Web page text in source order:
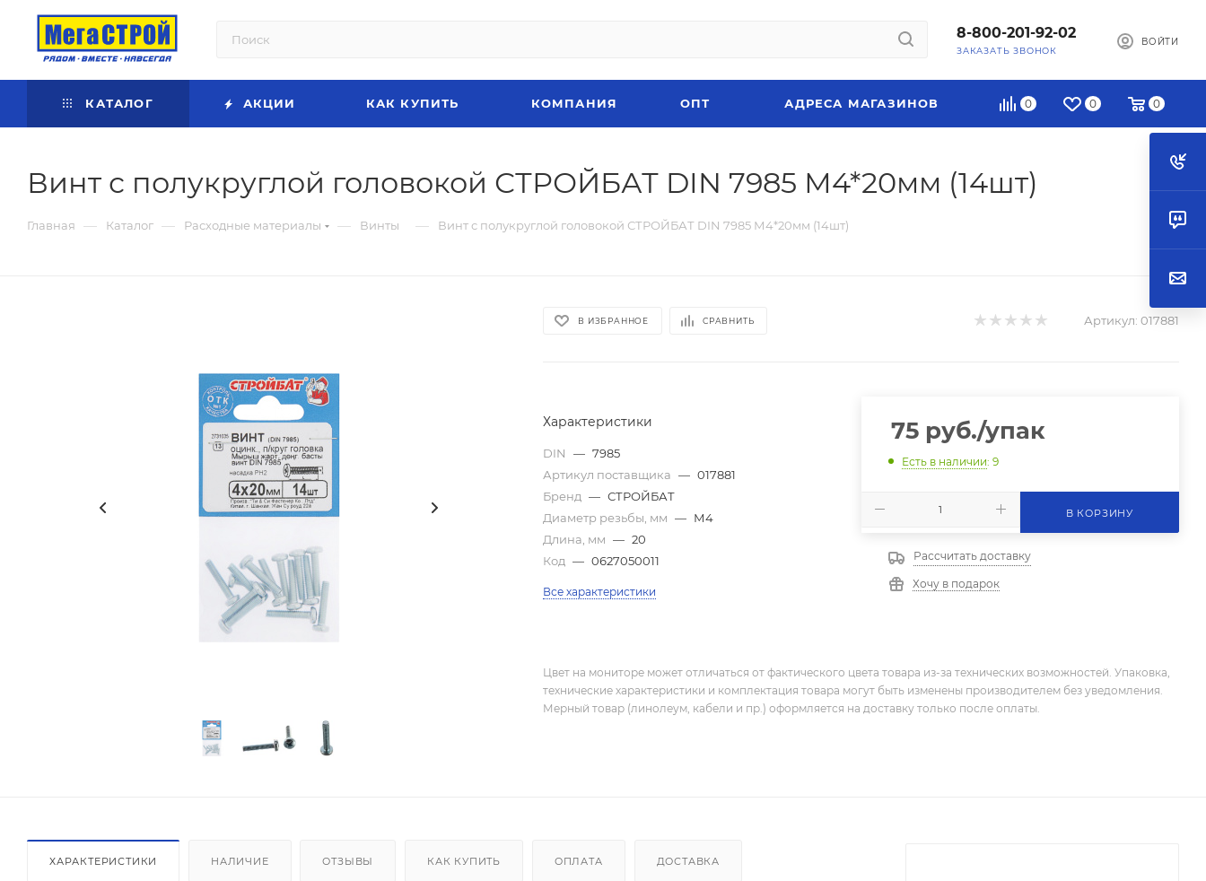
8-800-201-92-02
ЗАКАЗАТЬ ЗВОНОК
ВОЙТИ
0 0 0
КАТАЛОГ АКЦИИ КАК КУПИТЬ КОМПАНИЯ ОПТ АДРЕСА МАГАЗИНОВ
Винт с полукруглой головокой СТРОЙБАТ DIN 7985 М4*20мм (14шт)
Главная — Каталог — Расходные материалы — Винты — Винт с полукруглой головокой СТРОЙБАТ DIN 7985 М4*20мм (14шт)
В ИЗБРАННОЕ СРАВНИТЬ Артикул: 017881
Характеристики
DIN — 7985
Артикул поставщика — 017881
Бренд — СТРОЙБАТ
Диаметр резьбы, мм — М4
Длина, мм — 20
Код — 0627050011
Все характеристики
75руб./упак
Есть в наличии: 9
В КОРЗИНУ
Рассчитать доставку
Хочу в подарок
Цвет на мониторе может отличаться от фактического цвета товара из-за технических возможностей. Упаковка,
технические характеристики и комплектация товара могут быть изменены производителем без уведомления.
Мерный товар (линолеум, кабели и пр.) оформляется на доставку только после оплаты.
ХАРАКТЕРИСТИКИ НАЛИЧИЕ ОТЗЫВЫ КАК КУПИТЬ ОПЛАТА ДОСТАВКА